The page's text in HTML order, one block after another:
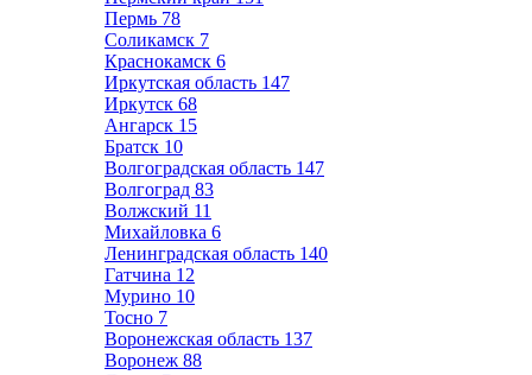
Пермь 78
Соликамск 7
Краснокамск 6
Иркутская область 147
Иркутск 68
Ангарск 15
Братск 10
Волгоградская область 147
Волгоград 83
Волжский 11
Михайловка 6
Ленинградская область 140
Гатчина 12
Мурино 10
Тосно 7
Воронежская область 137
Воронеж 88